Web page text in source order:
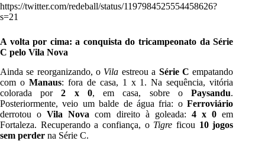
https://twitter.com/redeball/status/1197984525554458626?
s=21
A volta por cima: a conquista do tricampeonato da Série
C pelo Vila Nova
Ainda se reorganizando, o Vila estreou a Série C empatando
com o Manaus: fora de casa, 1 x 1. Na sequência,vitória
colorada por2 x 0, em casa, sobre oPaysandu.
Posteriormente, veio um balde de água fria: oFerroviário
derrotou oVila Nova com direito à goleada: 4 x 0 em
Fortaleza. Recuperando a confiança, o Tigre ficou 10 jogos
sem perder na Série C.